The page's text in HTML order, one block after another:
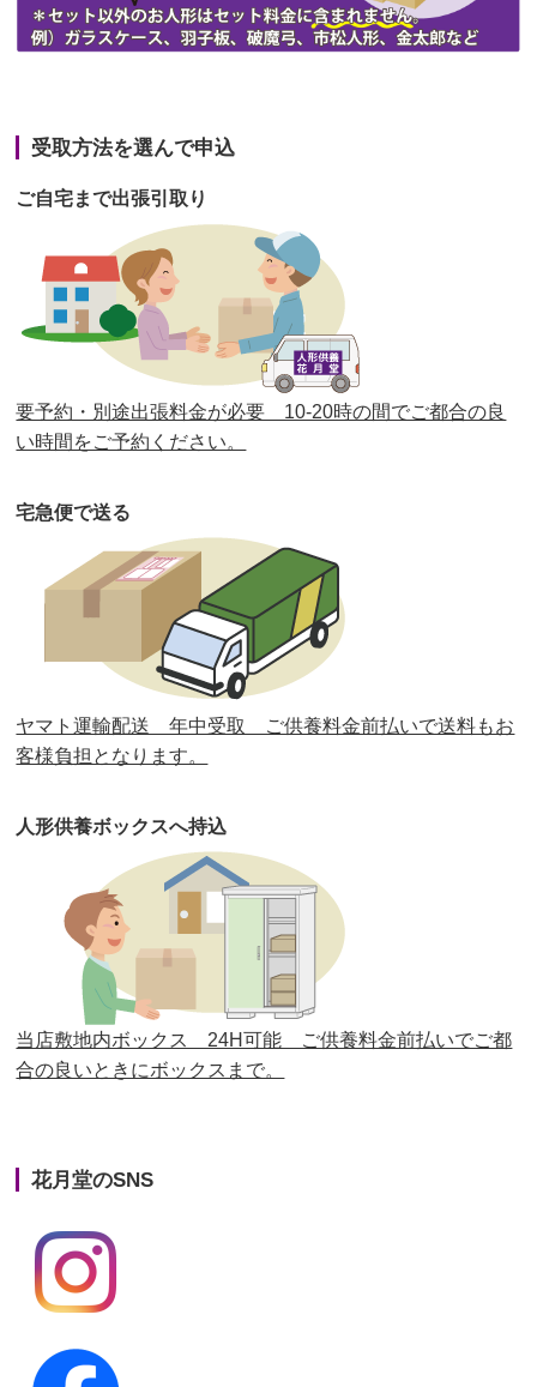
第43回人形供養祭令和3年4月23日(金)
第39回人形供養祭令和2年10月22日(木)
第38回人形供養祭 令和2年8月26日(水)
第37回人形供養祭 令和2年6月8日(月)
第36回人形供養祭 令和2年4月16日(木)
第35回人形供養祭令和2年2月13日(木)
第33回人形供養祭
第32回人形供養祭 令和元年6月12日(水)
第31回人形供養祭 平成31年3月13日(水)
第30回人形供養祭平成30年11月28日(水)
第29回人形供養祭平成30年5月23日(水)
第27回人形供養祭平成29年6月14日(水)
第26回人形供養祭平成28年12月15日(木)
第25回人形供養祭 平成28年6月16日(木)
第24回人形供養祭 平成27年11月27日
第23回人形供養祭平成26年12月5日
第22回人形供養祭平成26年4月28日
第20回人形供養祭
第19回人形供養祭
第18回人形供養祭
受取方法を選んで申込
ご自宅まで出張引取り
要予約・別途出張料金が必要 10-20時の間でご都合の良
い時間をご予約ください。
宅急便で送る
ヤマト運輸配送 年中受取 ご供養料金前払いで送料もお
客様負担となります。
人形供養ボックスへ持込
当店敷地内ボックス 24H可能 ご供養料金前払いでご都
合の良いときにボックスまで。
花月堂のSNS